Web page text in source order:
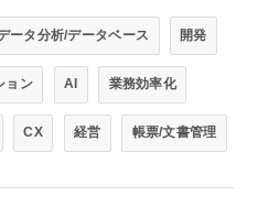
ータ分析/データベース 開発
ョン AI 業務効率化
CX 経営 帳票/文書管理